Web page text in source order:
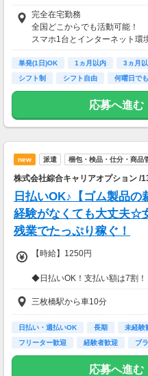
酬基準となります
【収入例】
■事務職Aさん（週3日・月50時
月収8万円～15万円
月収15万円～25万円
■主婦Cさん（月100時間程度）
月収20万円以上
現在活躍中のライバーの多くは
方。
本業や家庭と両立しながら副
ています。
完全在宅勤務
全国どこからでも活動可能！
スマホ1台とインターネット環
自宅からスタートできます。
通勤時間ゼロだから、本業や
両立もラクラク♪
単発(1日)OK 1ヵ月以内 3ヵ月
シフト制
シフト自由 何曜日で
応募へ進む
new 派遣 梱包・検品・仕分・商品
株式会社綜合キャリアオプション /
日払いOK♪【ゴム製品の
経験がなくても大丈夫☆
残業でたっぷり稼ぐ！
【時給】1250円
◆日払いOK！支払い額は7割！
※規定・支払い条件有
三枚橋駅から車10分
日払い・週払いOK 長期 未経験
フリーター歓迎
経験者歓迎 ブ
応募へ進む